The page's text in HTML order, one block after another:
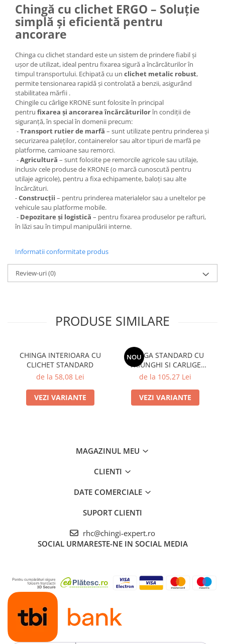
Chingă cu clichet ERGO – Soluție
simplă și eficientă pentru
ancorare
Chinga cu clichet standard este un sistem de prindere fiabil și
ușor de utilizat, ideal pentru fixarea sigură a încărcăturilor în
timpul transportului. Echipată cu un clichet metalic robust,
permite tensionarea rapidă și controlată a benzii, asigurând
stabilitatea mărfii .
Chingile cu cârlige KRONE sunt folosite în principal
pentru fixarea și ancorarea încărcăturilorîn condiții de
siguranță, în special în domenii precum:
-Transport rutier de marfă – sunt utilizate pentru prinderea și
securizarea paleților, containerelor sau altor tipuri de marfă pe
platforme, camioane sau remorci.
-Agricultură – sunt folosite pe remorcile agricole sau utilaje,
inclusiv cele produse de KRONE (o marcă cunoscută pentru
utilaje agricole), pentru a fixa echipamente, baloți sau alte
încărcături.
-Construcții – pentru prinderea materialelor sau a uneltelor pe
vehicule sau platforme mobile.
- Depozitare și logistică – pentru fixarea produselor pe rafturi,
în lăzi sau în timpul manipulării interne.
Informatii conformitate produs
Review-uri(0)
PRODUSE SIMILARE
CHINGA INTERIOARA CU
CLICHET STANDARD
de la 58,08 Lei
VEZI VARIANTE
NOU
CHINGA STANDARD CU
TRIUNGHI SI CARLIGE
SIGURANTA 5 TONE
de la 105,27 Lei
VEZI VARIANTE
MAGAZINUL MEU
CLIENTI
DATE COMERCIALE
SUPORT CLIENTI
rhc@chingi-expert.ro
SOCIAL URMARESTE-NE IN SOCIAL MEDIA